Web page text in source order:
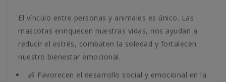
El vínculo entre personas y animales es único. Las
mascotas enriquecen nuestras vidas, nos ayudan a
reducir el estrés, combaten la soledad y fortalecen
nuestro bienestar emocional.
👶 Favorecen el desarrollo social y emocional en la